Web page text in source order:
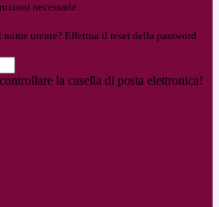
necessarie.
utente? Effettua il reset della password
la casella di posta elettronica!